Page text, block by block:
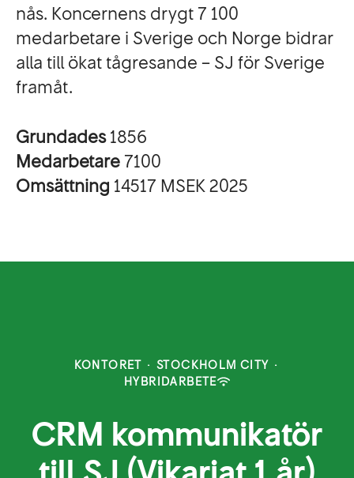
nås. Koncernens drygt 7 100
medarbetare i Sverige och Norge bidrar
alla till ökat tågresande – SJ för Sverige
framåt.
Grundades1856
Medarbetare 7100
Omsättning 14517 MSEK 2025
KONTORET · STOCKHOLM CITY ·
HYBRIDARBETE
CRM kommunikatör